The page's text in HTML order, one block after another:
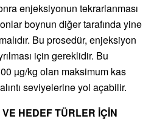
enjeksiyonun tekrarlanması
boynun diğer tarafında yine
Bu prosedür, enjeksiyon
için gereklidir. Bu
µg/kg olan maksimum kas
seviyelerine yol açabilir.
HEDEF TÜRLER İÇİN